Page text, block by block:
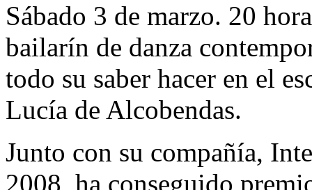
Sábado 3 de marzo. 20
bailarín de danza
todo su saber hacer en el
Lucía de Alcobendas.
Junto con su compañía,
2008, ha conseguido